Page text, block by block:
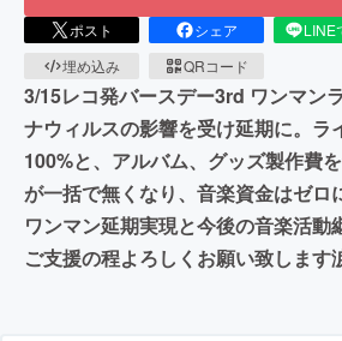
ポスト シェア LINE
埋め込み
QRコード
3/15レコ発バースデー3rd ワンマン
ナウィルスの影響を受け延期に。ラ
100%と、アルバム、グッズ製作費
が一括で無くなり、音楽資金はゼロ
ワンマン延期実現と今後の音楽活動
ご支援の程よろしくお願い致します